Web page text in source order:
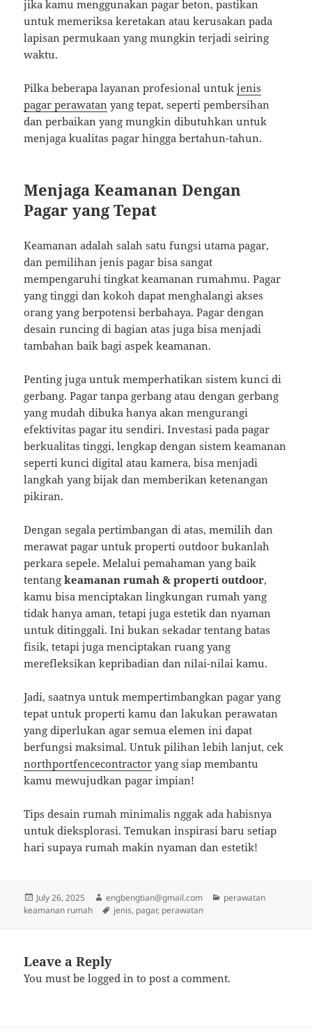
jika kamu menggunakan pagar beton, pastikan
untuk memeriksa keretakan atau kerusakan pada
lapisan permukaan yang mungkin terjadi seiring
waktu.
Pilka beberapa layanan profesional untukjenis
pagar perawatan yang tepat, seperti pembersihan
dan perbaikan yang mungkin dibutuhkan untuk
menjaga kualitas pagar hingga bertahun-tahun.
Menjaga Keamanan Dengan
Pagar yang Tepat
Keamanan adalah salah satu fungsi utama pagar,
dan pemilihan jenis pagar bisa sangat
mempengaruhi tingkat keamanan rumahmu. Pagar
yang tinggi dan kokoh dapat menghalangi akses
orang yang berpotensi berbahaya. Pagar dengan
desain runcing di bagian atas juga bisa menjadi
tambahan baik bagi aspek keamanan.
Penting juga untuk memperhatikan sistem kunci di
gerbang. Pagar tanpa gerbang atau dengan gerbang
yang mudah dibuka hanya akan mengurangi
efektivitas pagar itu sendiri. Investasi pada pagar
berkualitas tinggi, lengkap dengan sistem keamanan
seperti kunci digital atau kamera, bisa menjadi
langkah yang bijak dan memberikan ketenangan
pikiran.
Dengan segala pertimbangan di atas, memilih dan
merawat pagar untuk properti outdoor bukanlah
perkara sepele. Melalui pemahaman yang baik
tentangkeamanan rumah & properti outdoor,
kamu bisa menciptakan lingkungan rumah yang
tidak hanya aman, tetapi juga estetik dan nyaman
untuk ditinggali. Ini bukan sekadar tentang batas
fisik, tetapi juga menciptakan ruang yang
merefleksikan kepribadian dan nilai-nilai kamu.
Jadi, saatnya untuk mempertimbangkan pagar yang
tepat untuk properti kamu dan lakukan perawatan
yang diperlukan agar semua elemen ini dapat
berfungsi maksimal. Untuk pilihan lebih lanjut, cek
northportfencecontractor yang siap membantu
kamu mewujudkan pagar impian!
Tips desain rumah minimalis nggak ada habisnya
untuk dieksplorasi. Temukan inspirasi baru setiap
hari supaya rumah makin nyaman dan estetik!
Posted
on
July 26, 2025 Author
engbengtian@gmail.com Categories
perawatan
keamanan rumah
Tags
jenis, pagar, perawatan
Leave a Reply
You must belogged in to post a comment.